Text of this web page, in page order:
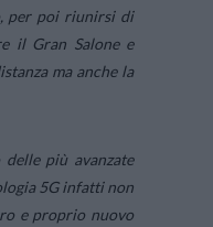
per poi riunirsi di
il Gran Salone e
ma anche la
più avanzate
5G infatti non
e proprio nuovo